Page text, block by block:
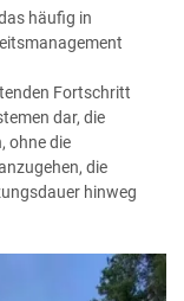
häufig in
Fortschritt
dar, die
ohne die
die
hinweg